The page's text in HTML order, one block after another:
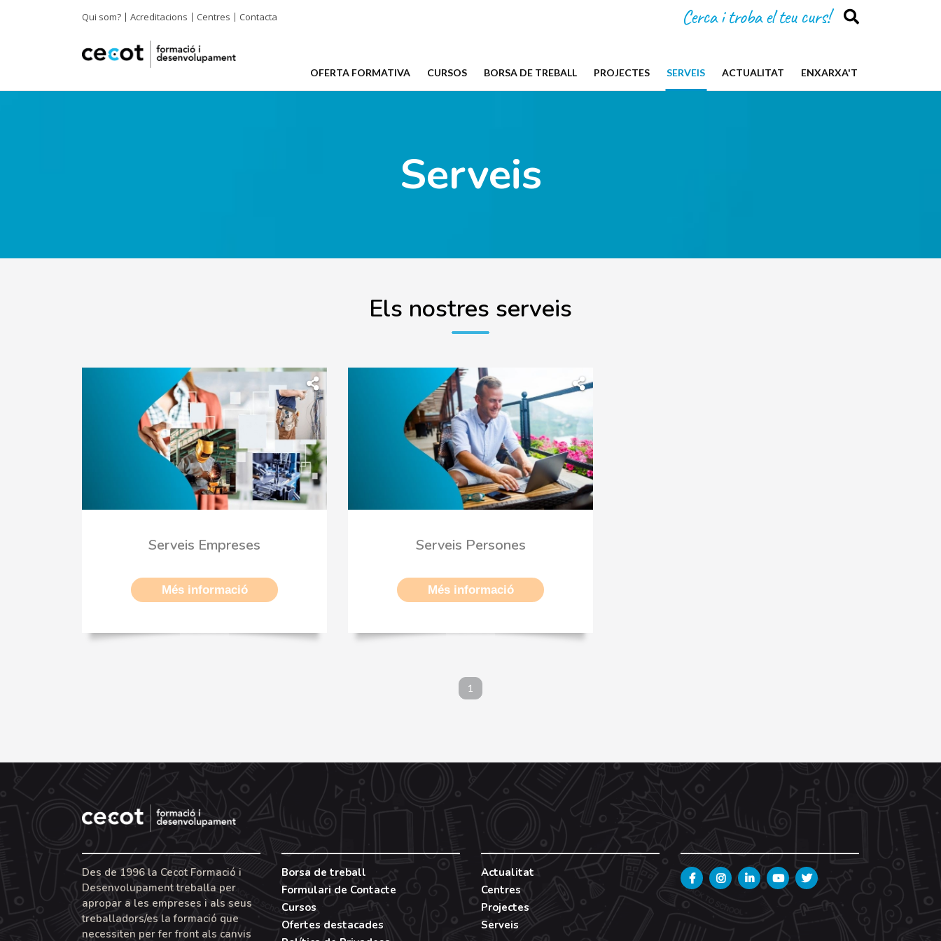
Qui som? Acreditacions Centres Contacta Cerca i troba el teu curs!
OFERTA FORMATIVA CURSOS BORSA DE TREBALL PROJECTES SERVEIS(CURRENT)
ACTUALITAT ENXARXA'T
Serveis
Els nostres serveis
Serveis Empreses
Més informació
Serveis Persones
Més informació
1
Des de 1996 la Cecot Formació i
Desenvolupament treballa per
apropar a les empreses i als seus
treballadors/es la formació que
necessiten per fer front als canvis
Borsa de treball
Formulari de Contacte
Cursos
Ofertes destacades
Actualitat
Centres
Projectes
Serveis